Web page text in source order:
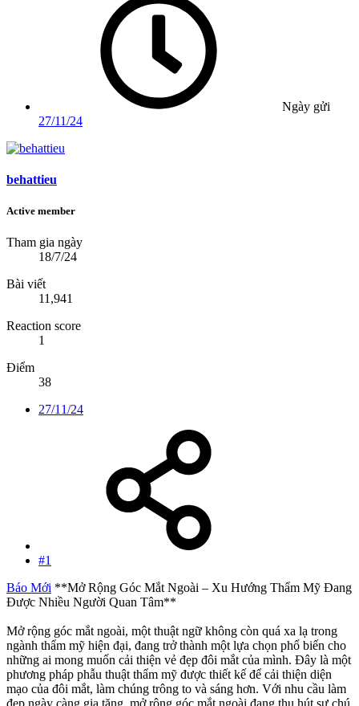
Ngày gửi
27/11/24
behattieu
Active member
Tham gia ngày
18/7/24
Bài viết
11,941
Reaction score
1
Điểm
38
27/11/24
#1
Báo Mới **Mở Rộng Góc Mắt Ngoài – Xu Hướng Thẩm Mỹ Đang
Được Nhiều Người Quan Tâm**
Mở rộng góc mắt ngoài, một thuật ngữ không còn quá xa lạ trong
ngành thẩm mỹ hiện đại, đang trở thành một lựa chọn phổ biến cho
những ai mong muốn cải thiện vẻ đẹp đôi mắt của mình. Đây là một
phương pháp phẫu thuật thẩm mỹ được thiết kế để cải thiện diện
mạo của đôi mắt, làm chúng trông to và sáng hơn. Với nhu cầu làm